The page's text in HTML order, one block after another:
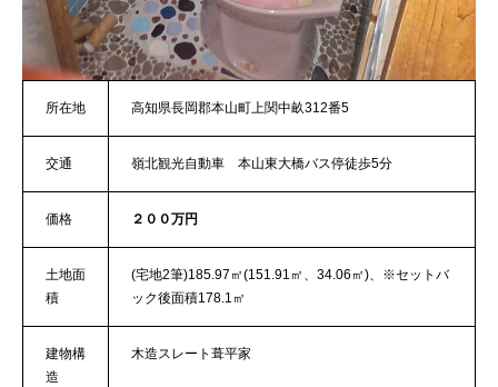
所在地 高知県長岡郡本山町上関中畝312番5
交通 嶺北観光自動車 本山東大橋バス停徒歩5分
価格 ２００万円
土地面
積
(宅地2筆)185.97㎡(151.91㎡、34.06㎡)、※セットバ
ック後面積178.1㎡
建物構
造
木造スレート葺平家